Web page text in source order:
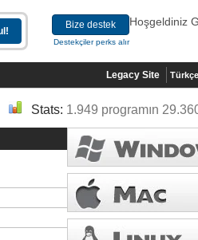
Bize destek
Destekçiler perks alır
Hoşgeldiniz
Legacy Site Türkçe
Stats: 1.949 programın